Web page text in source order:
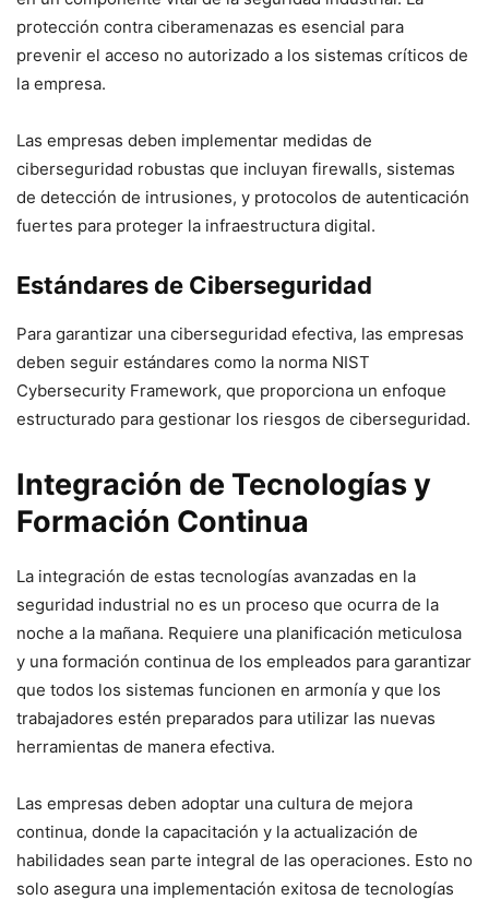
protección contra ciberamenazas es esencial para
prevenir el acceso no autorizado a los sistemas críticos de
la empresa.
Las empresas deben implementar medidas de
ciberseguridad robustas que incluyan firewalls, sistemas
de detección de intrusiones, y protocolos de autenticación
fuertes para proteger la infraestructura digital.
Estándares de Ciberseguridad
Para garantizar una ciberseguridad efectiva, las empresas
deben seguir estándares como la norma NIST
Cybersecurity Framework, que proporciona un enfoque
estructurado para gestionar los riesgos de ciberseguridad.
Integración de Tecnologías y
Formación Continua
La integración de estas tecnologías avanzadas en la
seguridad industrial no es un proceso que ocurra de la
noche a la mañana. Requiere una planificación meticulosa
y una formación continua de los empleados para garantizar
que todos los sistemas funcionen en armonía y que los
trabajadores estén preparados para utilizar las nuevas
herramientas de manera efectiva.
Las empresas deben adoptar una cultura de mejora
continua, donde la capacitación y la actualización de
habilidades sean parte integral de las operaciones. Esto no
solo asegura una implementación exitosa de tecnologías